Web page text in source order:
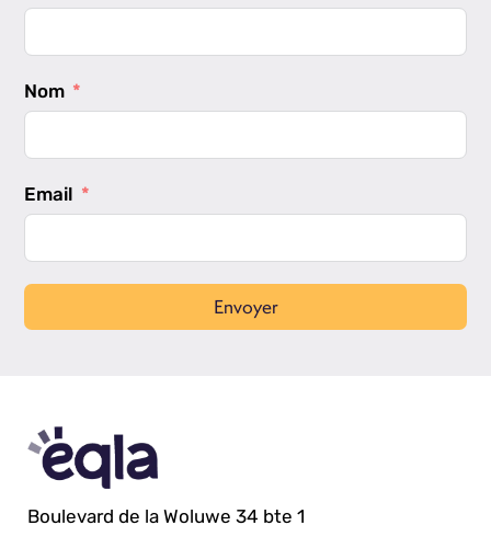
Nom
Email
Envoyer
Boulevard de la Woluwe 34 bte 1